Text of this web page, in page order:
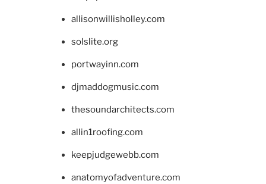
allisonwillisholley.com
solslite.org
portwayinn.com
djmaddogmusic.com
thesoundarchitects.com
allin1roofing.com
keepjudgewebb.com
anatomyofadventure.com